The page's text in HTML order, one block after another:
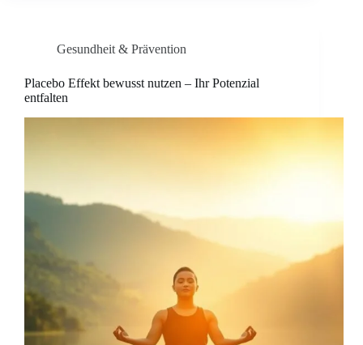
Gesundheit & Prävention
Placebo Effekt bewusst nutzen – Ihr Potenzial
entfalten